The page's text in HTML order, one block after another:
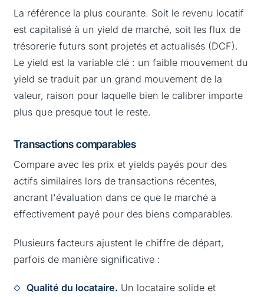
La référence la plus courante. Soit le revenu locatif
est capitalisé à un yield de marché, soit les flux de
trésorerie futurs sont projetés et actualisés (DCF).
Le yield est la variable clé : un faible mouvement du
yield se traduit par un grand mouvement de la
valeur, raison pour laquelle bien le calibrer importe
plus que presque tout le reste.
Transactions comparables
Compare avec les prix et yields payés pour des
actifs similaires lors de transactions récentes,
ancrant l'évaluation dans ce que le marché a
effectivement payé pour des biens comparables.
Plusieurs facteurs ajustent le chiffre de départ,
parfois de manière significative :
Qualité du locataire. Un locataire solide et